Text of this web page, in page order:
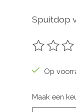
Spuitdop
De
Op
Maak een